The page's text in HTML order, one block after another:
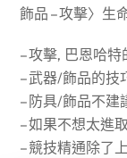
飾品 – 攻擊〉生
– 攻擊, 巴恩哈
– 武器/飾品的技
– 防具/飾品不建
– 如果不想太進
– 競技精通除了